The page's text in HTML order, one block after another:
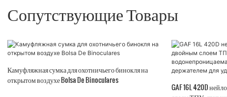
Сопутствующие Товары
Камуфляжная сумка для охотничьего бинокля на
открытом воздухе Bolsa De Binoculares
GAF 16L 420D